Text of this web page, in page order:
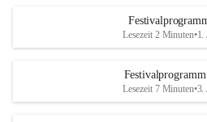
Lesezeit 2 Minuten•1.
Lesezeit 7 Minuten•3.